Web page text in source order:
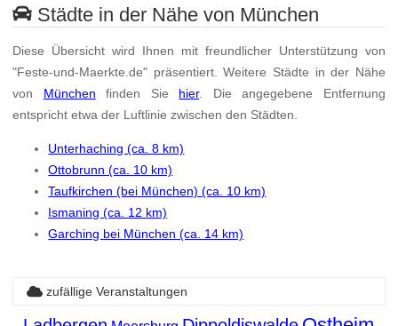
Städte in der Nähe von München
Diese Übersicht wird Ihnen mit freundlicher Unterstützung von
"Feste-und-Maerkte.de" präsentiert. Weitere Städte in der Nähe
von München finden Sie hier. Die angegebene Entfernung
entspricht etwa der Luftlinie zwischen den Städten.
Unterhaching (ca. 8 km)
Ottobrunn (ca. 10 km)
Taufkirchen (bei München) (ca. 10 km)
Ismaning (ca. 12 km)
Garching bei München (ca. 14 km)
zufällige Veranstaltungen